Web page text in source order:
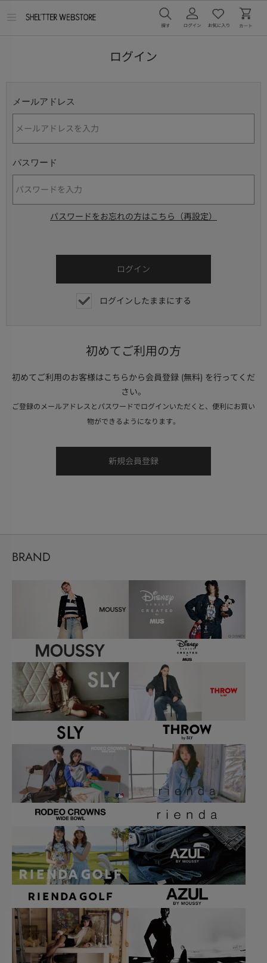
ログイン
メールアドレス
パスワード
パスワードをお忘れの方はこちら（再設定）
ログインしたままにする
初めてご利用の方
初めてご利用のお客様はこちらから会員登録 (無料) を行ってくだ
さい。
ご登録のメールアドレスとパスワードでログインいただくと、便利にお買い
物ができるようになります。
BRAND